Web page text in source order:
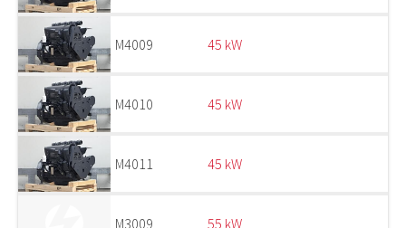
M4009 45 kW
M4010 45 kW
M4011 45 kW
M3009 55 kW